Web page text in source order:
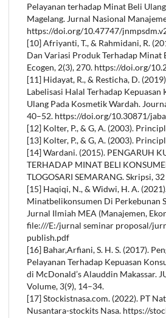
Pelayanan terhadap Minat Beli
Magelang. Jurnal Nasional
https://doi.org/10.47747/
[10] Afriyanti, T., & Rahmidani, R.
Dan Variasi Produk Terhadap Minat
Ecogen, 2(3), 270. https://doi.org/
[11] Hidayat, R., & Resticha, D.
Labelisasi Halal Terhadap
Ulang Pada Kosmetik Wardah.
40–52. https://doi.org/10.30871/
[12] Kolter, P., & G, A. (2003).
[13] Kolter, P., & G, A. (2003).
[14] Wardani. (2015). PENGARUH
TERHADAP MINAT BELI
TLOGOSARI SEMARANG. Skripsi, 32
[15] Haqiqi, N., & Widwi, H. A.
Minatbelikonsumen Di Perkebunan
Jurnal Ilmiah MEA (Manajemen,
file:///E:/jurnal seminar proposal/
publish.pdf
[16] Bahar,Arfiani, S. H. S. (2017).
Pelayanan Terhadap Kepuasan
di McDonald’s Alauddin Makassar.
Volume, 3(9), 14–34.
[17] Stockistnasa.com. (2022). PT
Nusantara-stockits Nasa. https://